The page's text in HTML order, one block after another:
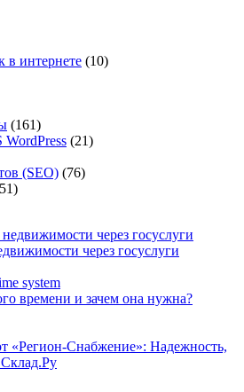
в интернете (10)
(161)
(21)
(SEO) (76)
через госуслуги
времени и зачем она нужна?
«Регион-Снабжение»: Надежность,